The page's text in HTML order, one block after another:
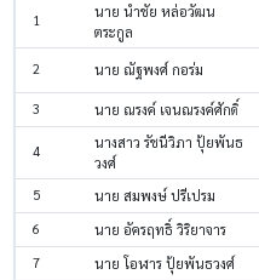
1
นาย นำชัย หล่อวัฒน
ตระกูล
2 นาย ณัฐพงศ์ กอร่ม
3
นาย ณรงค์ เจนณรงค์ศักดิ์
4
นางสาว รัชนีวิภา ปุ้ยพันธ
วงศ์
5 นาย สมพงษ์ ปรีเปรม
6
นาย อัครฤทธิ์ วิริยาจาร
7
นาย โอฬาร ปุ้ยพันธวงศ์